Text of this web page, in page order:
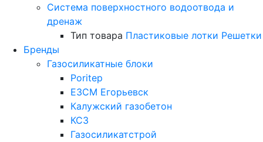
Система поверхностного водоотвода и
дренаж
Тип товара Пластиковые лотки Решетки
Бренды
Газосиликатные блоки
Poritep
ЕЗСМ Егорьевск
Калужский газобетон
КСЗ
Газосиликатстрой